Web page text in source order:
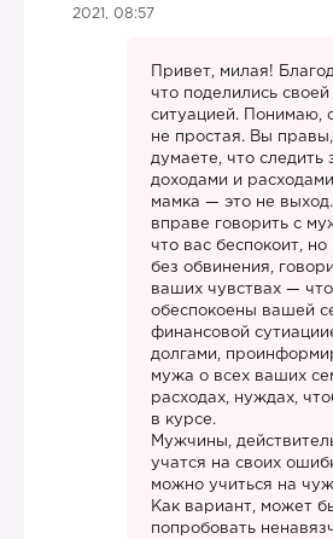
2021, 08:57
Привет, милая!
что поделились своей
ситуацией. Понимаю,
не простая. Вы
думаете, что следить
доходами и
мамка — это не
вправе говорить с
что вас беспокоит, но
без обвинения,
ваших чувствах —
обеспокоены вашей
финансовой
долгами,
мужа о всех ваших
расходах, нуждах,
в курсе.
Мужчины,
учатся на своих
можно учиться на
Как вариант, может
попробовать